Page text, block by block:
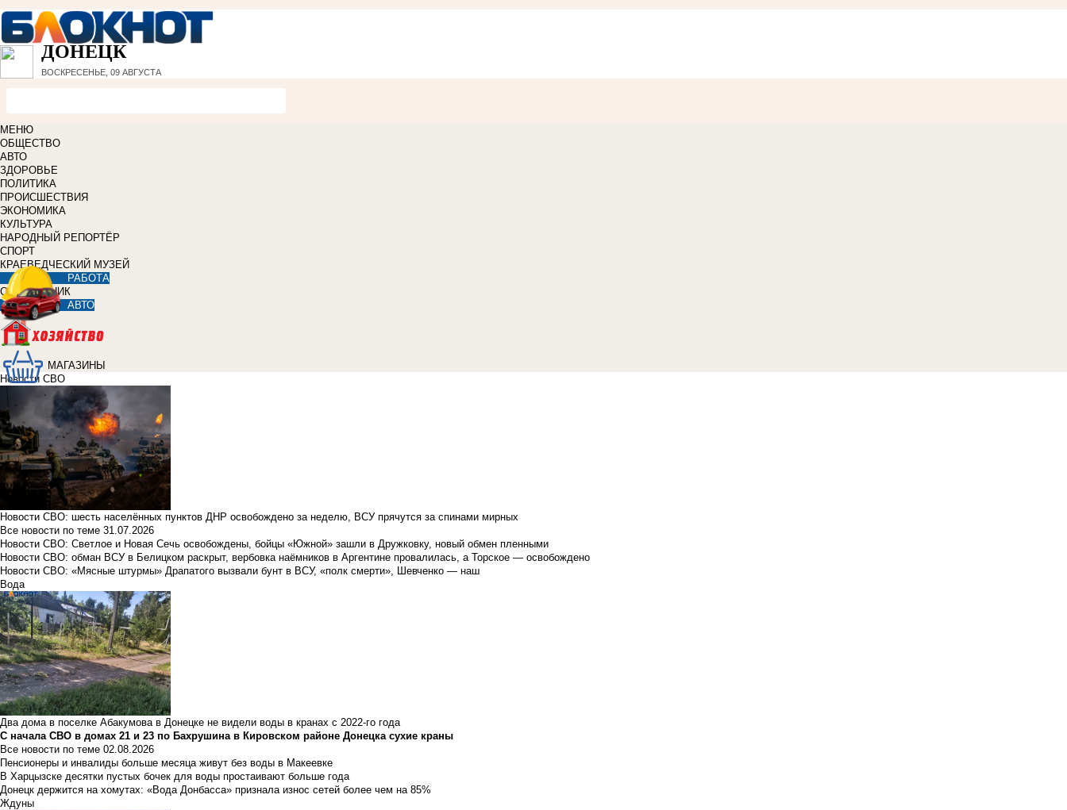
ДОНЕЦК
ВОСКРЕСЕНЬЕ, 09 АВГУСТА
МЕНЮ
ОБЩЕСТВО
АВТО
ЗДОРОВЬЕ
ПОЛИТИКА
ПРОИСШЕСТВИЯ
ЭКОНОМИКА
КУЛЬТУРА
НАРОДНЫЙ РЕПОРТЁР
СПОРТ
КРАЕВЕДЧЕСКИЙ МУЗЕЙ
РАБОТА
СПРАВОЧНИК
АВТО
МАГАЗИНЫ
Новости СВО
Новости СВО: шесть населённых пунктов ДНР освобождено за неделю, ВСУ прячутся за спинами мирных
Все новости по теме 31.07.2026
Новости СВО: Светлое и Новая Сечь освобождены, бойцы «Южной» зашли в Дружковку, новый обмен пленными
Новости СВО: обман ВСУ в Белицком раскрыт, вербовка наёмников в Аргентине провалилась, а Торское — освобождено
Новости СВО: «Мясные штурмы» Драпатого вызвали бунт в ВСУ, «полк смерти», Шевченко — наш
Вода
Два дома в поселке Абакумова в Донецке не видели воды в кранах с 2022-го года
С начала СВО в домах 21 и 23 по Бахрушина в Кировском районе Донецка сухие краны
Все новости по теме 02.08.2026
Пенсионеры и инвалиды больше месяца живут без воды в Макеевке
В Харцызске десятки пустых бочек для воды простаивают больше года
Донецк держится на хомутах: «Вода Донбасса» признала износ сетей более чем на 85%
Ждуны